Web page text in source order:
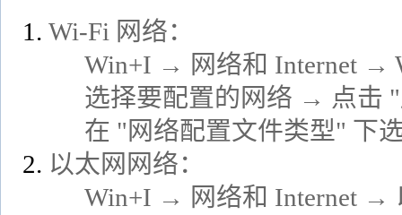
Wi-Fi 网络：
Win+I → 网络和 Internet →
选择要配置的网络 → 点击
在 "网络配置文件类型" 下
以太网网络：
Win+I → 网络和 Internet →